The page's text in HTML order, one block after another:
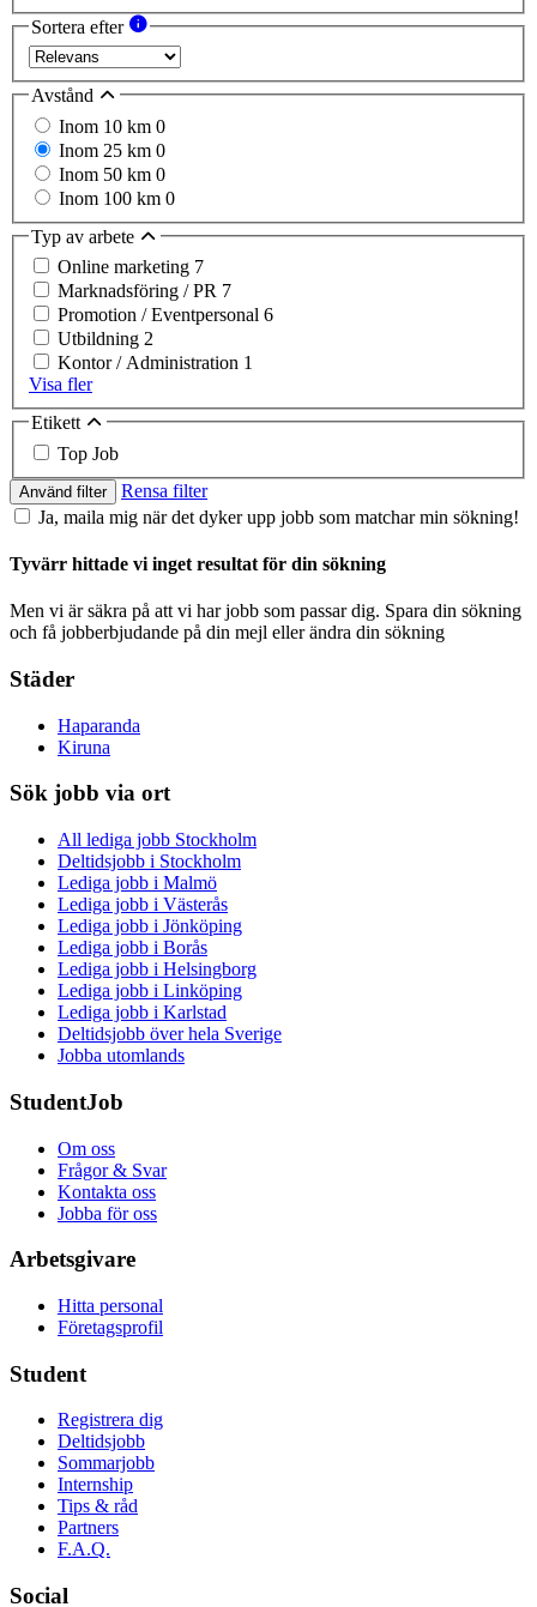
Sortera efter
Avstånd
Inom 10 km 0
Inom 25 km 0
Inom 50 km 0
Inom 100 km 0
Typ av arbete
Online marketing 7
Marknadsföring / PR 7
Promotion / Eventpersonal 6
Utbildning 2
Kontor / Administration 1
Visa fler
Etikett
Top Job
Använd filter
Rensa filter
Ja, maila mig när det dyker upp jobb som matchar min sökning!
Tyvärr hittade vi inget resultat för din sökning
Men vi är säkra på att vi har jobb som passar dig. Spara din sökning
och få jobberbjudande på din mejl eller ändra din sökning
Städer
Haparanda
Kiruna
Sök jobb via ort
All lediga jobb Stockholm
Deltidsjobb i Stockholm
Lediga jobb i Malmö
Lediga jobb i Västerås
Lediga jobb i Jönköping
Lediga jobb i Borås
Lediga jobb i Helsingborg
Lediga jobb i Linköping
Lediga jobb i Karlstad
Deltidsjobb över hela Sverige
Jobba utomlands
StudentJob
Om oss
Frågor & Svar
Kontakta oss
Jobba för oss
Arbetsgivare
Hitta personal
Företagsprofil
Student
Registrera dig
Deltidsjobb
Sommarjobb
Internship
Tips & råd
Partners
F.A.Q.
Social